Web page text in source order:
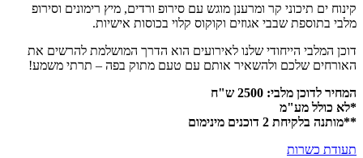
קינוח ים תיכוני קר ומרענן מוגש עם סירופ ורדים, מיץ רימונים וסירופ
מלבי בתוספת שבבי אגוזים וקוקוס קלוי בכוסות אישיות.
דוכן המלבי הייחודי שלנו לאירועים הוא הדרך המושלמת להרשים את
האורחים שלכם ולהשאיר אותם עם טעם מתוק בפה – תרתי משמע!
המחיר לדוכן מלבי: 2500 ש"ח
*לא כולל מע"מ
**מותנה בלקיחת 2 דוכנים מינימום
תעודת כשרות